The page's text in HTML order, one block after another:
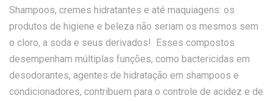
Shampoos, cremes hidratantes e até maquiagens: os
produtos de higiene e beleza não seriam os mesmos sem
o cloro, a soda e seus derivados! Esses compostos
desempenham múltiplas funções, como bactericidas em
desodorantes, agentes de hidratação em shampoos e
condicionadores, contribuem para o controle de acidez e de